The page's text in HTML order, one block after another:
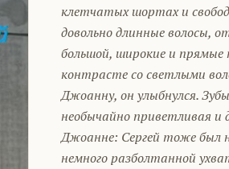
клетчатых шортах и
довольно длинные волосы,
большой, широкие и прямые
контрасте со светлыми
Джоанну, он улыбнулся.
необычайно приветливая
Джоанне: Сергей тоже был
немного разболтанной